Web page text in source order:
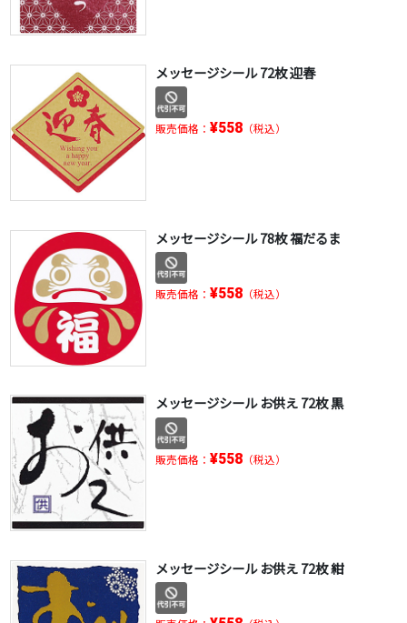
メッセージシール 72枚 迎春
販売価格： ¥558（税込）
メッセージシール 78枚 福だるま
販売価格： ¥558（税込）
メッセージシール お供え 72枚 黒
販売価格： ¥558（税込）
メッセージシール お供え 72枚 紺